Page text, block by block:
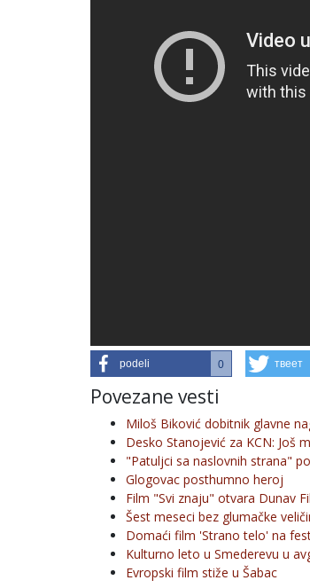
podeli 0 твеет
Povezane vesti
Miloš Biković dobitnik glavne
Desko Stanojević za KCN: Još
"Patuljci sa naslovnih strana"
Glogovac posthumno heroj
Film "Svi znaju" otvara Dunav
Šest meseci bez glumačke
Domaći film 'Strano telo' na
Kulturno leto u Smederevu u
Evropski film stiže u Šabac